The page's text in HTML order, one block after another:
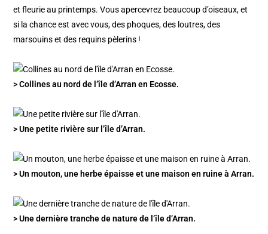
et fleurie au printemps. Vous apercevrez beaucoup d’oiseaux, et
si la chance est avec vous, des phoques, des loutres, des
marsouins et des requins pèlerins !
> Collines au nord de l’île d’Arran en Ecosse.
> Une petite rivière sur l’île d’Arran.
> Un mouton, une herbe épaisse et une maison en ruine à Arran.
> Une dernière tranche de nature de l’île d’Arran.